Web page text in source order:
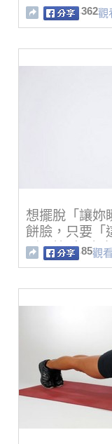
362觀
想擺脫「讓妳
餅臉，只要「
到！第2招也
85觀看